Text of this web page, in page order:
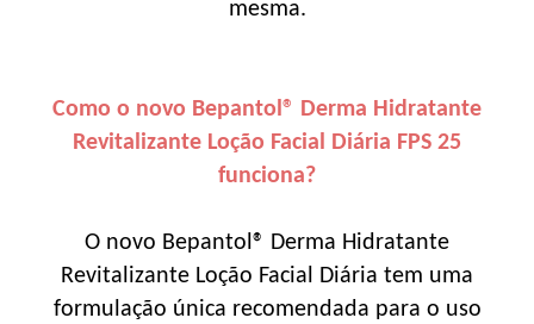
mesma.
Como o novo Bepantol® Derma Hidratante
Revitalizante Loção Facial Diária FPS 25
funciona?
O novo Bepantol® Derma Hidratante
Revitalizante Loção Facial Diária tem uma
formulação única recomendada para o uso